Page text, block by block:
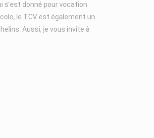
s’est donné pour vocation
le TCV est également un
Aussi, je vous invite à